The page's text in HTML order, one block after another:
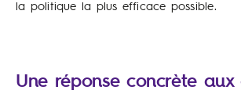
la politique la plus efficace possible.
Une réponse concrète